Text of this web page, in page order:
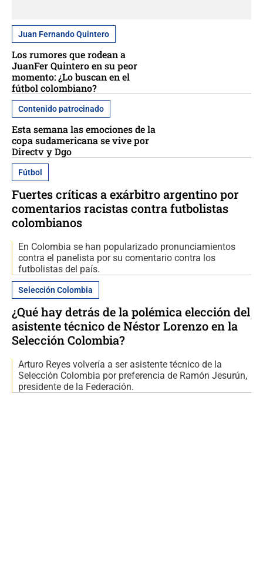
Juan Fernando Quintero
Los rumores que rodean a
JuanFer Quintero en su peor
momento: ¿Lo buscan en el
fútbol colombiano?
Contenido patrocinado
Esta semana las emociones de la
copa sudamericana se vive por
Directv y Dgo
Fútbol
Fuertes críticas a exárbitro argentino por
comentarios racistas contra futbolistas
colombianos
En Colombia se han popularizado pronunciamientos
contra el panelista por su comentario contra los
futbolistas del país.
Selección Colombia
¿Qué hay detrás de la polémica elección del
asistente técnico de Néstor Lorenzo en la
Selección Colombia?
Arturo Reyes volvería a ser asistente técnico de la
Selección Colombia por preferencia de Ramón Jesurún,
presidente de la Federación.